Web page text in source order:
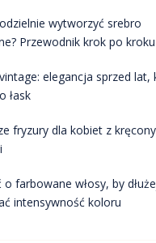
wytworzyć srebro
Przewodnik krok po kroku
elegancja sprzed lat,
łask
fryzury dla kobiet z
o farbowane włosy, by
intensywność koloru